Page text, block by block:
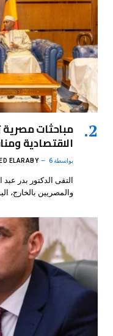
مباحثات مصرية
الاقتصادية
بواسطة ELARABY 6 أغسطس، 2026
التقى الدكتور بدر عبد
والمصريين بالخارج،